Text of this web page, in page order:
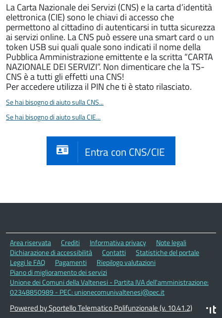
La Carta Nazionale dei Servizi (CNS) e la carta d’identità
elettronica (CIE) sono le chiavi di accesso che
permettono al cittadino di autenticarsi in tutta sicurezza
ai servizi online. La CNS può essere una smart card o un
token USB sui quali quale sono indicati il nome della
Pubblica Amministrazione emittente e la scritta “CARTA
NAZIONALE DEI SERVIZI”. Non dimenticare che la TS-
CNS è a tutti gli effetti una CNS!
Per accedere utilizza il PIN che ti è stato rilasciato.
Se hai bisogno di aiuto sulla CNS...
Se hai bisogno di aiuto sulla CIE...
Entra con CNS/CIE
Area riservata Crediti Informativa privacy
Note legali
Dichiarazione di accessibilità
Contatti
Statistiche del portale
Leggi le FAQ
Pagamenti
Riepilogo valutazioni
Piano di miglioramento dei servizi
Unione dei Comuni della Valtenesi - Partita IVA dell'amministrazione:
02348850989 - PEC: unionecomunivaltenesi@pec.it
Powered by Sportello Telematico Polifunzionale (v. 10.41.2)